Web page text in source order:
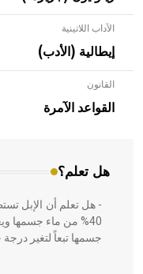
الآداب اللاتينية
إيطالية (الأدب)
القانون
القواعد الآمرة
هل تعلم؟
- هل تعلم أن الأبلق
بالعمارة
المعمار على بناء
- هل تعلم أن الإبل
40% من ماء جسمها
جسمها تبعاً لتغير درجة